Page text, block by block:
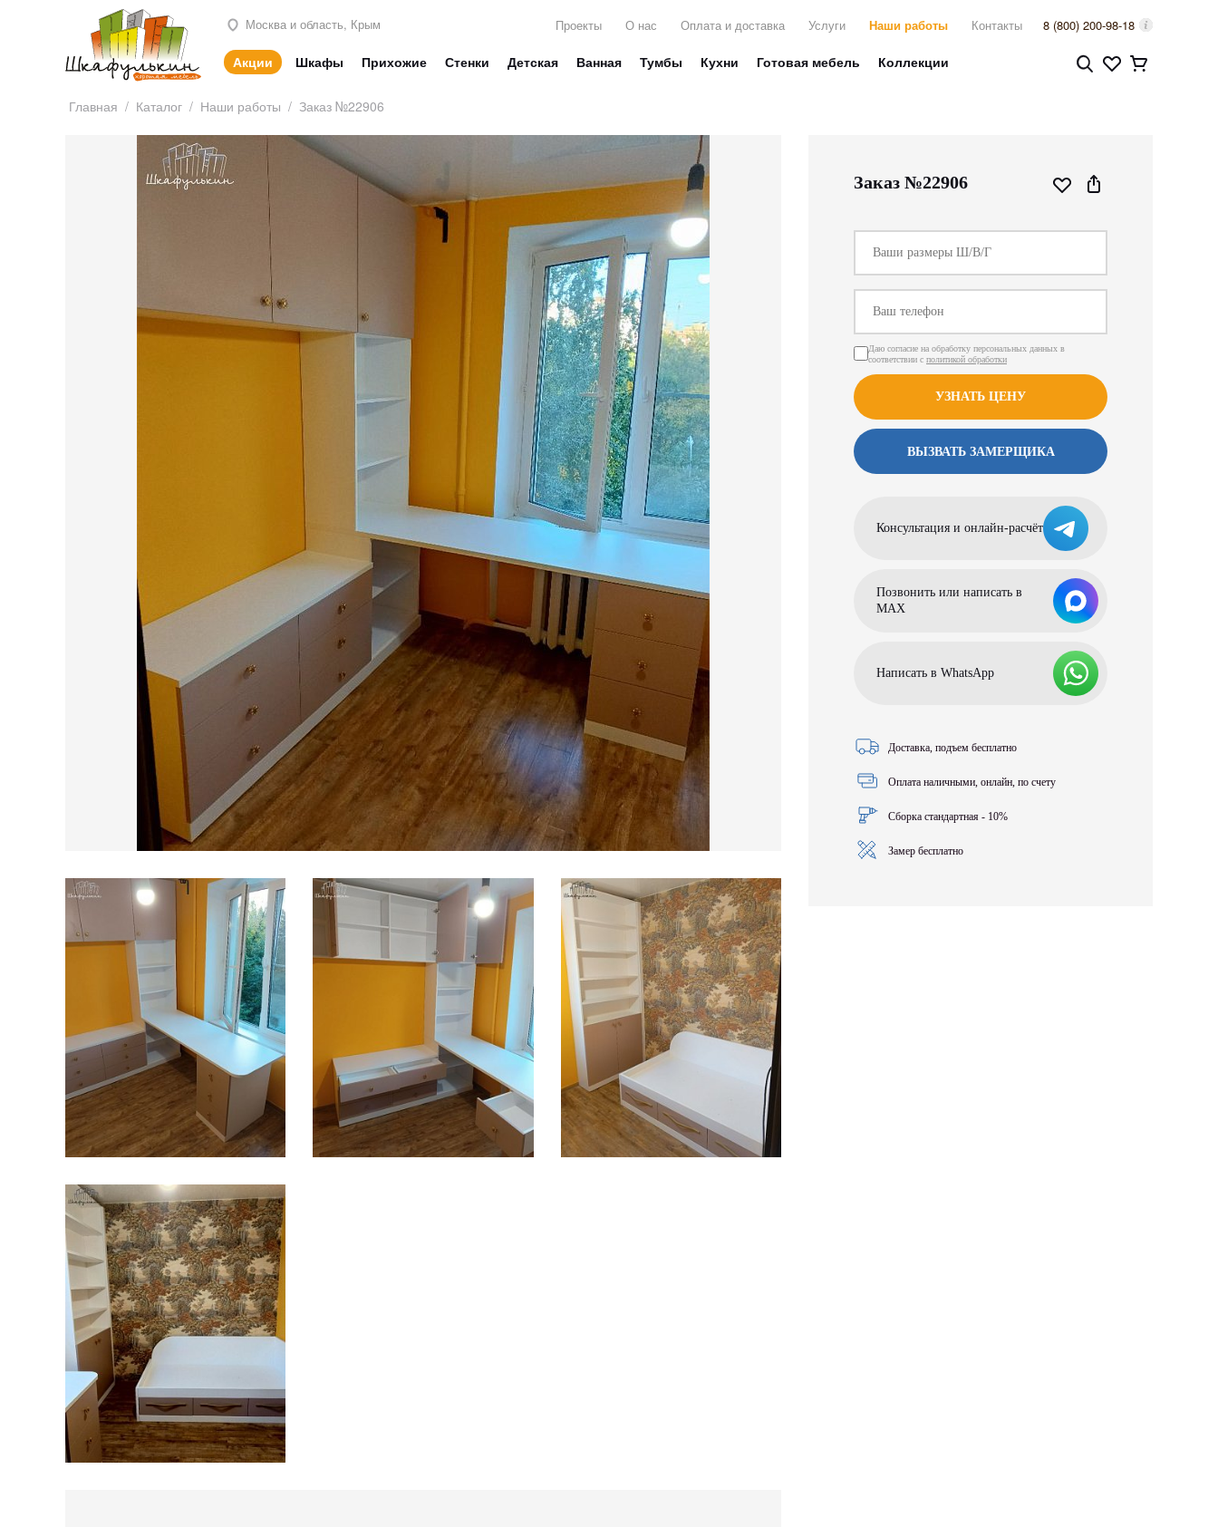
Москва и область, Крым Проекты О нас Оплата и доставка Услуги Наши работы Контакты 8 (800) 200-98-18
Акции Шкафы Прихожие Стенки Детская Ванная Тумбы Кухни Готовая мебель Коллекции
Главная / Каталог / Наши работы / Заказ №22906
Заказ №22906
Даю согласие на обработку персональных данных в
соответствии с политикой обработки
УЗНАТЬ ЦЕНУ
ВЫЗВАТЬ ЗАМЕРЩИКА
Консультация и онлайн-расчёт
Позвонить или написать в
МАХ
Написать в WhatsApp
Доставка, подъем бесплатно
Оплата наличными, онлайн, по счету
Сборка стандартная - 10%
Замер бесплатно